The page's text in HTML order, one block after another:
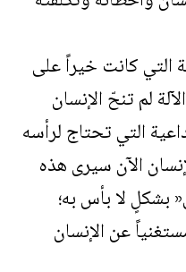
التي كانت خيراً على
لم تنحّ الإنسان
التي تحتاج لرأسه
الآن سيرى هذه
«بشكلٍ لا بأس به؛
عن الإنسان